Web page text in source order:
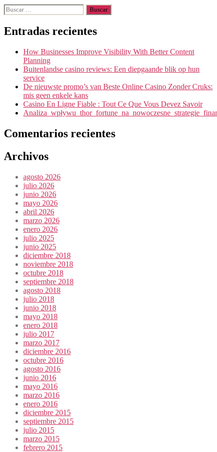
Buscar:
Entradas recientes
How Businesses Improve Visibility With Better Content
Planning
Buitenlandse casino reviews: Een diepgaande blik op hun
service
De nieuwste promo’s van Beste Online Casino Zonder Cruks:
mis geen enkele kans
Casino En Ligne Fiable : Tout Ce Que Vous Devez Savoir
Comentarios recientes
Archivos
agosto 2026
julio 2026
junio 2026
mayo 2026
abril 2026
marzo 2026
enero 2026
julio 2025
junio 2025
diciembre 2018
noviembre 2018
octubre 2018
septiembre 2018
agosto 2018
julio 2018
junio 2018
mayo 2018
enero 2018
julio 2017
marzo 2017
diciembre 2016
octubre 2016
agosto 2016
junio 2016
mayo 2016
marzo 2016
enero 2016
diciembre 2015
septiembre 2015
julio 2015
marzo 2015
febrero 2015